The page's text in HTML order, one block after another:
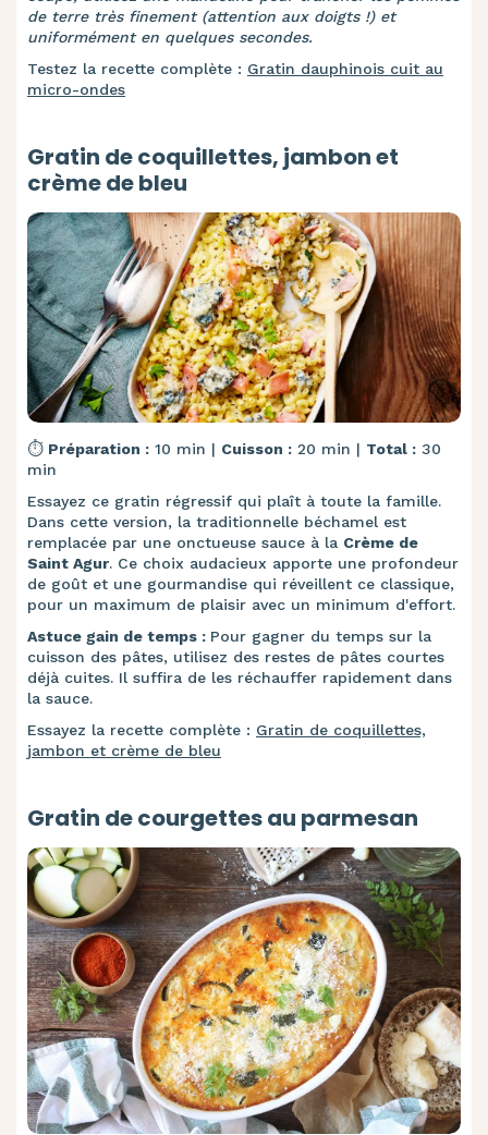
de terre très finement (attention aux doigts !) et
uniformément en quelques secondes.
Testez la recette complète : Gratin dauphinois cuit au
micro-ondes
Gratin de coquillettes, jambon et
crème de bleu
⏱️ Préparation : 10 min | Cuisson : 20 min | Total : 30
min
Essayez ce gratin régressif qui plaît à toute la famille.
Dans cette version, la traditionnelle béchamel est
remplacée par une onctueuse sauce à la Crème de
Saint Agur. Ce choix audacieux apporte une profondeur
de goût et une gourmandise qui réveillent ce classique,
pour un maximum de plaisir avec un minimum d'effort.
Astuce gain de temps : Pour gagner du temps sur la
cuisson des pâtes, utilisez des restes de pâtes courtes
déjà cuites. Il suffira de les réchauffer rapidement dans
la sauce.
Essayez la recette complète : Gratin de coquillettes,
jambon et crème de bleu
Gratin de courgettes au parmesan